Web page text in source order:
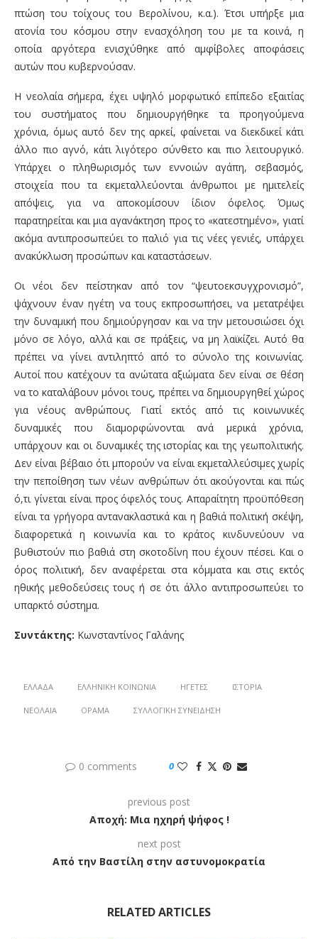
πτώση του τοίχους του Βερολίνου, κ.α.). Έτσι υπήρξε μια
ατονία του κόσμου στην ενασχόληση του με τα κοινά, η
οποία αργότερα ενισχύθηκε από αμφίβολες αποφάσεις
αυτών που κυβερνούσαν.
Η νεολαία σήμερα, έχει υψηλό μορφωτικό επίπεδο εξαιτίας
του συστήματος που δημιουργήθηκε τα προηγούμενα
χρόνια, όμως αυτό δεν της αρκεί, φαίνεται να διεκδικεί κάτι
άλλο πιο αγνό, κάτι λιγότερο σύνθετο και πιο λειτουργικό.
Υπάρχει ο πληθωρισμός των εννοιών αγάπη, σεβασμός,
στοιχεία που τα εκμεταλλεύονται άνθρωποι με ημιτελείς
απόψεις, για να αποκομίσουν ίδιον όφελος. Όμως
παρατηρείται και μια αγανάκτηση προς το «κατεστημένο», γιατί
ακόμα αντιπροσωπεύει το παλιό για τις νέες γενιές, υπάρχει
ανακύκλωση προσώπων και καταστάσεων.
Οι νέοι δεν πείστηκαν από τον “ψευτοεκσυγχρονισμό”,
ψάχνουν έναν ηγέτη να τους εκπροσωπήσει, να μετατρέψει
την δυναμική που δημιούργησαν και να την μετουσιώσει όχι
μόνο σε λόγο, αλλά και σε πράξεις, να μη λαϊκίζει. Αυτό θα
πρέπει να γίνει αντιληπτό από το σύνολο της κοινωνίας.
Αυτοί που κατέχουν τα ανώτατα αξιώματα δεν είναι σε θέση
να το καταλάβουν μόνοι τους, πρέπει να δημιουργηθεί χώρος
για νέους ανθρώπους. Γιατί εκτός από τις κοινωνικές
δυναμικές που διαμορφώνονται ανά μερικά χρόνια,
υπάρχουν και οι δυναμικές της ιστορίας και της γεωπολιτικής.
Δεν είναι βέβαιο ότι μπορούν να είναι εκμεταλλεύσιμες χωρίς
την πεποίθηση των νέων ανθρώπων ότι ακούγονται και πώς
ό,τι γίνεται είναι προς όφελός τους. Απαραίτητη προϋπόθεση
είναι τα γρήγορα αντανακλαστικά και η βαθιά πολιτική σκέψη,
διαφορετικά η κοινωνία και το κράτος κινδυνεύουν να
βυθιστούν πιο βαθιά στη σκοτοδίνη που έχουν πέσει. Και ο
όρος πολιτική, δεν αναφέρεται στα κόμματα και στις εκτός
ηθικής μεθοδεύσεις τους ή σε ότι άλλο αντιπροσωπεύει το
υπαρκτό σύστημα.
Συντάκτης: Κωνσταντίνος Γαλάνης
ΕΛΛΆΔΑ ΕΛΛΗΝΙΚΉ ΚΟΙΝΩΝΊΑ ΗΓΈΤΕΣ ΙΣΤΟΡΊΑ
ΝΕΟΛΑΊΑ ΌΡΑΜΑ ΣΥΛΛΟΓΙΚΉ ΣΥΝΕΊΔΗΣΗ
0 comments 0
previous post
Αποχή: Μια ηχηρή ψήφος !
next post
Από την Βαστίλη στην αστυνομοκρατία
RELATED ARTICLES